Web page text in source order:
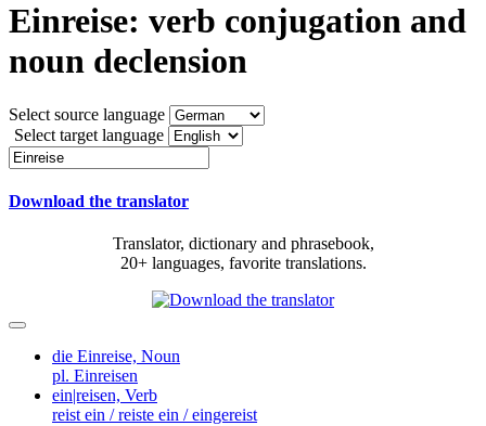
Einreise: verb conjugation and
noun declension
Select source language
Select target language
Download the translator
Translator, dictionary and phrasebook,
20+ languages, favorite translations.
die Einreise, Noun
pl. Einreisen
ein|reisen, Verb
reist ein / reiste ein / eingereist